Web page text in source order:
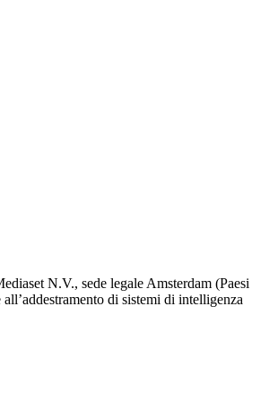
N.V., sede legale Amsterdam (Paesi
di sistemi di intelligenza